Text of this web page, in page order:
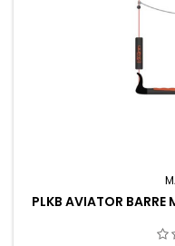
PLKB AVIATOR BARRE